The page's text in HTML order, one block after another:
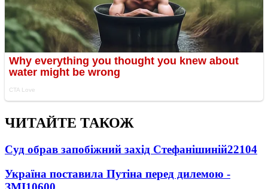
ЧИТАЙТЕ ТАКОЖ
Суд обрав запобіжний захід Стефанішиній22104
Україна поставила Путіна перед дилемою -